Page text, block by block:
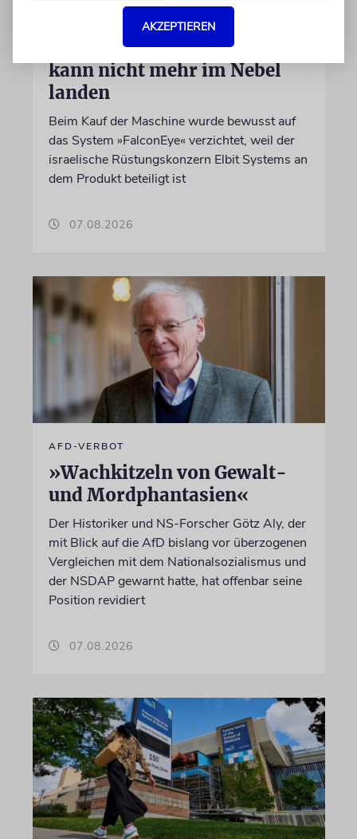
Wegen Israel-Boykott:
Irisches Regierungsflugzeug
kann nicht mehr im Nebel
landen
Beim Kauf der Maschine wurde bewusst auf
das System »FalconEye« verzichtet, weil der
israelische Rüstungskonzern Elbit Systems an
dem Produkt beteiligt ist
07.08.2026
AFD-VERBOT
»Wachkitzeln von Gewalt-
und Mordphantasien«
Der Historiker und NS-Forscher Götz Aly, der
mit Blick auf die AfD bislang vor überzogenen
Vergleichen mit dem Nationalsozialismus und
der NSDAP gewarnt hatte, hat offenbar seine
Position revidiert
07.08.2026
AKZEPTIEREN